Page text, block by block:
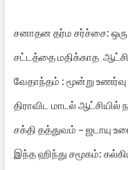
சனாதன தர்ம சர்ச்சை:
சட்டத்தை மதிக்காத
வேதாந்தம் : மூன்று
திராவிட மாடல்
சக்தி தத்துவம் – ஜடாயு
இந்த ஹிந்து சமூகம்: